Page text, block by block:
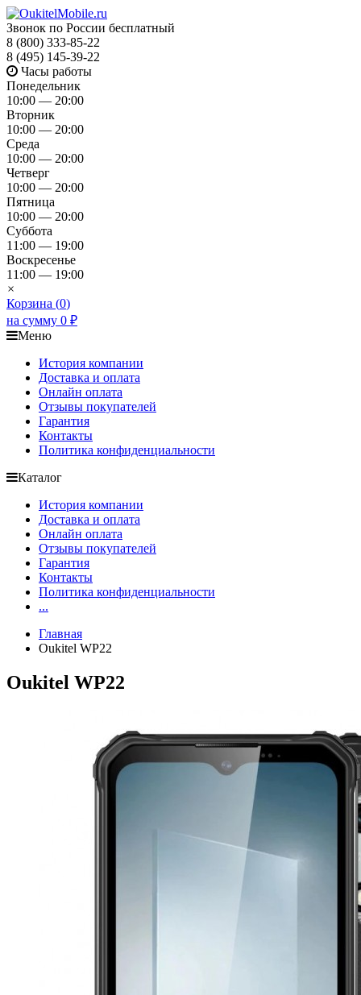
Звонок по России бесплатный
8 (800) 333-85-22
8 (495) 145-39-22
Часы работы
Понедельник
10:00 — 20:00
Вторник
10:00 — 20:00
Среда
10:00 — 20:00
Четверг
10:00 — 20:00
Пятница
10:00 — 20:00
Суббота
11:00 — 19:00
Воскресенье
11:00 — 19:00
×
Корзина (0)
на сумму 0 ₽
Меню
История компании
Доставка и оплата
Онлайн оплата
Отзывы покупателей
Гарантия
Контакты
Политика конфиденциальности
Каталог
История компании
Доставка и оплата
Онлайн оплата
Отзывы покупателей
Гарантия
Контакты
Политика конфиденциальности
...
Главная
Oukitel WP22
Oukitel WP22